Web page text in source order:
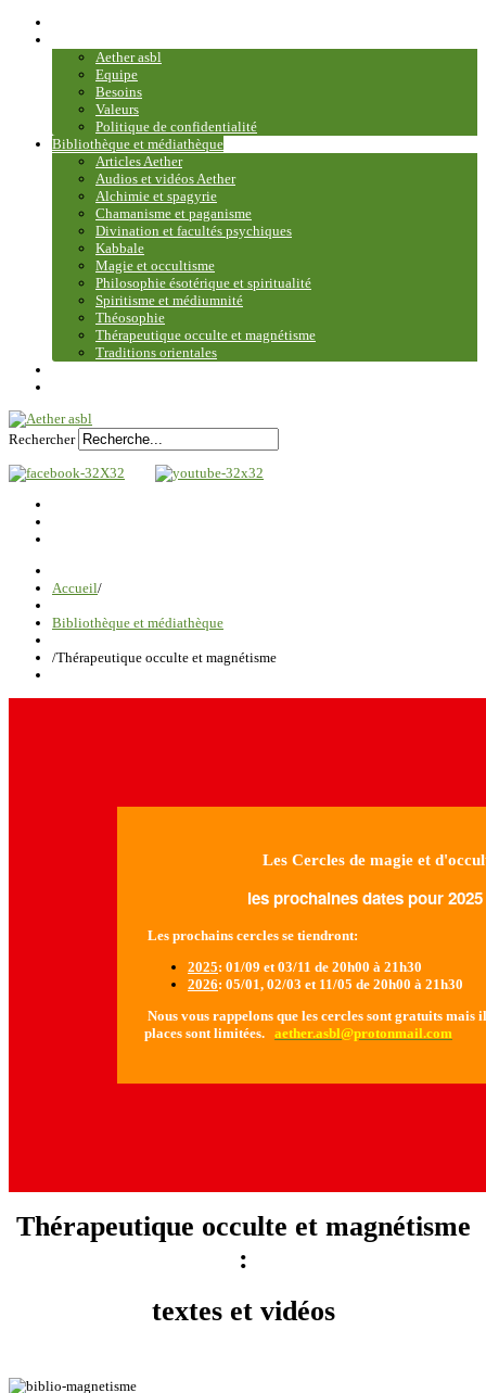
Aether asbl
Equipe
Besoins
Valeurs
Politique de confidentialité
Bibliothèque et médiathèque
Articles Aether
Audios et vidéos Aether
Alchimie et spagyrie
Chamanisme et paganisme
Divination et facultés psychiques
Kabbale
Magie et occultisme
Philosophie ésotérique et spiritualité
Spiritisme et médiumnité
Théosophie
Thérapeutique occulte et magnétisme
Traditions orientales
Rechercher
Accueil/
Bibliothèque et médiathèque
/Thérapeutique occulte et magnétisme
Les Cercles de magie et
les prochaines dates pour 2025
Les prochains cercles se tiendront:
2025: 01/09 et 03/11 de 20h00 à 21h30
2026: 05/01, 02/03 et 11/05 de 20h00 à 21h30
Nous vous rappelons que les cercles sont gratuits
places sont limitées. aether.asbl@protonmail.com
Thérapeutique occulte et magnétisme
:
textes et vidéos